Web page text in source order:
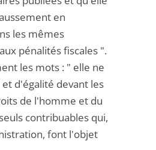
en
les mêmes
pénalités fiscales ".
les mots : " elle ne
d'égalité devant les
de l'homme et du
contribuables qui,
font l'objet